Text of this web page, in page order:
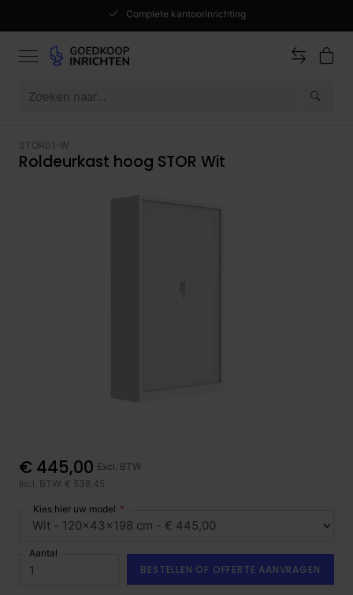
Complete kantoorinrichting
STOR01-W
Roldeurkast hoog STOR Wit
€ 445,00 Excl. BTW
Incl. BTW: € 538,45
Kies hier uw model
Aantal
BESTELLEN OF OFFERTE AANVRAGEN